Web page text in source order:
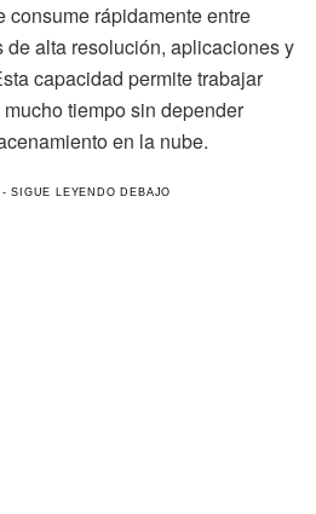
consume rápidamente entre
de alta resolución, aplicaciones y
capacidad permite trabajar
tiempo sin depender
en la nube.